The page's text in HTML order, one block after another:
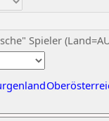
Spieler